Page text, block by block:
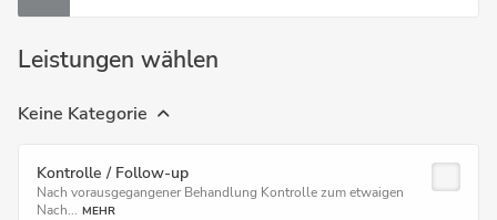
Leistungen wählen
Keine Kategorie
Kontrolle / Follow-up
Nach vorausgegangener Behandlung Kontrolle zum etwaigen
Nach... MEHR